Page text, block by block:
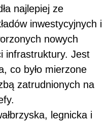
najlepiej ze
inwestycyjnych i
nowych
infrastruktury. Jest
co było mierzone
zatrudnionych na
legnicka i